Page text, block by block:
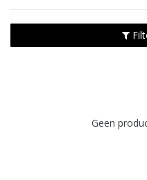
Geen